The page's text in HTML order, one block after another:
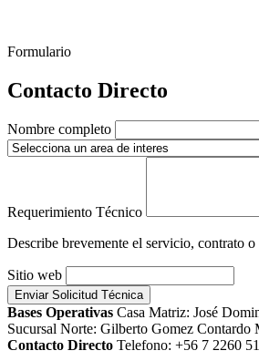
Formulario
Contacto Directo
Nombre completo
Requerimiento Técnico
Describe brevemente el servicio, contrato
Sitio web
Enviar Solicitud Técnica
Bases Operativas Casa Matriz: José
Sucursal Norte: Gilberto Gomez Contardo
Contacto Directo Telefono: +56 7 2260